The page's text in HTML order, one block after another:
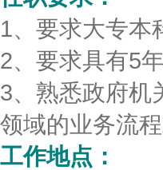
1、要求大专本
2、要求具有5
3、熟悉政府机
领域的业务流
工作地点：